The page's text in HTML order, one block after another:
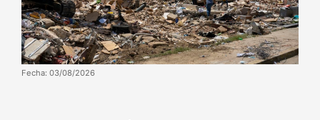
Fecha: 03/08/2026